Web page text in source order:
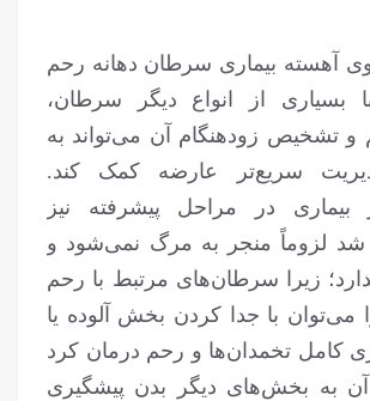
آهسته بیماری سرطان دهانه رحم
بسیاری از انواع دیگر سرطان،
و تشخیص زودهنگام آن می‌تواند به
سریع‌تر عارضه کمک کند.
بیماری در مراحل پیشرفته نیز
لزوماً منجر به مرگ نمی‌شود و
زیرا سرطان‌های مرتبط با رحم
می‌توان با جدا کردن بخش آلوده یا
کامل تخمدان‌ها و رحم درمان کرد
به بخش‌های دیگر بدن پیشگیری